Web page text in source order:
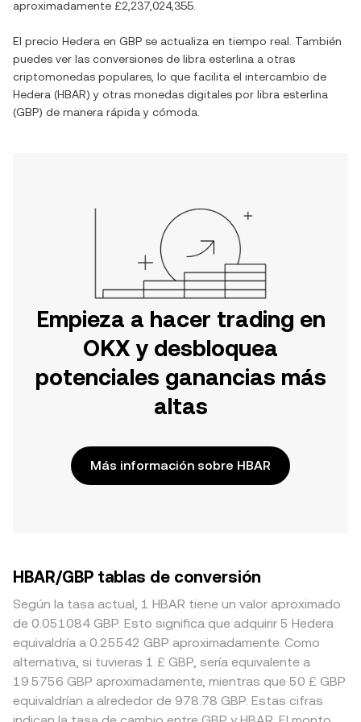
aproximadamente £2,237,024,355
El precio Hedera en GBP se actualiza en tiempo real. También
puedes ver las conversiones de libra esterlina a otras
criptomonedas populares, lo que facilita el intercambio de
Hedera (HBAR) y otras monedas digitales por libra esterlina
(GBP) de manera rápida y cómoda.
Empieza a hacer trading en
OKX y desbloquea
potenciales ganancias más
altas
Más información sobre HBAR
HBAR/GBP tablas de conversión
Según la tasa actual, 1 HBAR tiene un valor aproximado
de 0.051084 GBP. Esto significa que adquirir 5 Hedera
equivaldría a 0.25542 GBP aproximadamente. Como
alternativa, si tuvieras 1 £ GBP, sería equivalente a
19.5756 GBP aproximadamente, mientras que 50 £ GBP
equivaldrían a alrededor de 978.78 GBP. Estas cifras